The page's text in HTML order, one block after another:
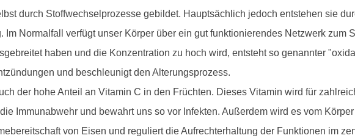
durch Stoffwechselprozesse gebildet. Hauptsächlich jedoch entstehen sie
Im Normalfall verfügt unser Körper über ein gut funktionierendes Netzwerk zum
haben und die Konzentration zu hoch wird, entsteht so genannter
und beschleunigt den Alterungsprozess.
der hohe Anteil an Vitamin C in den Früchten. Dieses Vitamin wird für
Immunabwehr und bewahrt uns so vor Infekten. Außerdem wird es vom
von Eisen und reguliert die Aufrechterhaltung der Funktionen im